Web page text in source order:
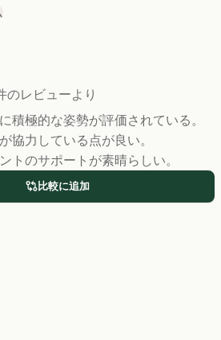
のレビューより
積極的な姿勢が評価されている。
協力している点が良い。
トのサポートが素晴らしい。
比較に追加